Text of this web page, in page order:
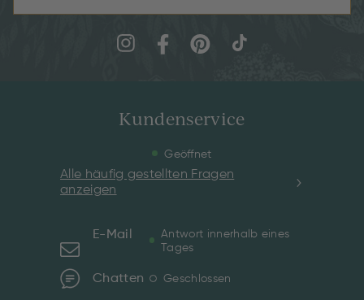
Kundenservice
Geöffnet
Alle häufig gestellten Fragen
anzeigen
E-Mail
Antwort innerhalb eines
Tages
Chatten Geschlossen